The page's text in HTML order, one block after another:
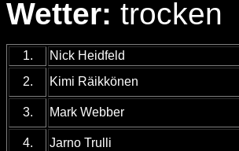
Wetter: trocken
1. Nick Heidfeld
2.
Kimi Räikkönen
3. Mark Webber
4. Jarno Trulli